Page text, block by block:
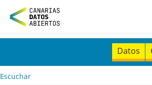
n
t
Datos
Escuchar